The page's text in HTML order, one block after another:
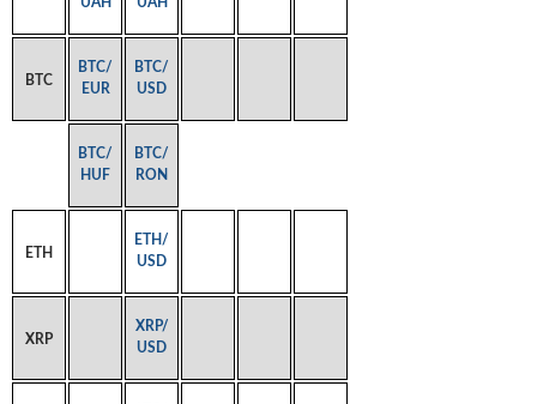
BTC
BTC/
EUR
BTC/
USD
BTC/
HUF
BTC/
RON
ETH
ETH/
USD
XRP
XRP/
USD